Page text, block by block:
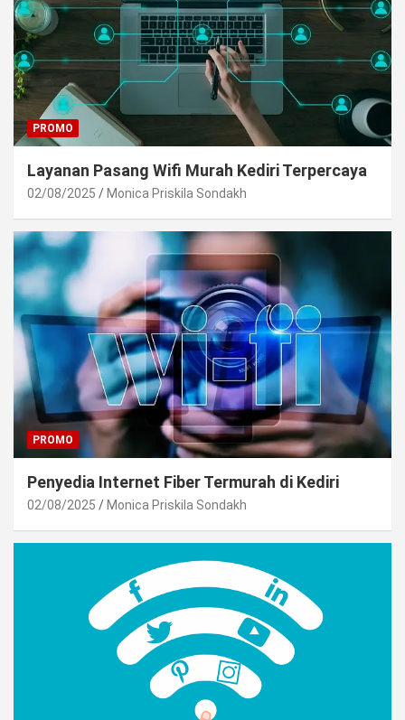
PROMO
Layanan Pasang Wifi Murah Kediri Terpercaya
02/08/2025 Monica Priskila Sondakh
PROMO
Penyedia Internet Fiber Termurah di Kediri
02/08/2025 Monica Priskila Sondakh